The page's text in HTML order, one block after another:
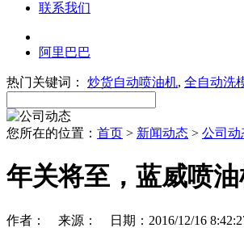
联系我们
阿里巴巴
热门关键词： 炒货自动喷油机, 全自动洗
您所在的位置： 首页 > 新闻动态 > 公司动
年关将至，蓝威喷
作者： 来源： 日期：2016/12/16